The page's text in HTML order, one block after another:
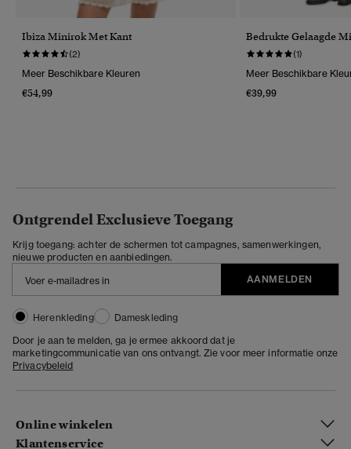
Ibiza Minirok Met Kant
(2)
Meer Beschikbare Kleuren
€54,99
Bedrukte Gelaagde
(1)
Meer Beschikbare
€39,99
Ontgrendel Exclusieve Toegang
Krijg toegang: achter de schermen tot campagnes, samenwerkingen,
nieuwe producten en aanbiedingen.
AANMELDEN
Herenkleding
Dameskleding
Door je aan te melden, ga je ermee akkoord dat je
marketingcommunicatie van ons ontvangt. Zie voor meer informatie onze
Privacybeleid
Online winkelen
Klantenservice